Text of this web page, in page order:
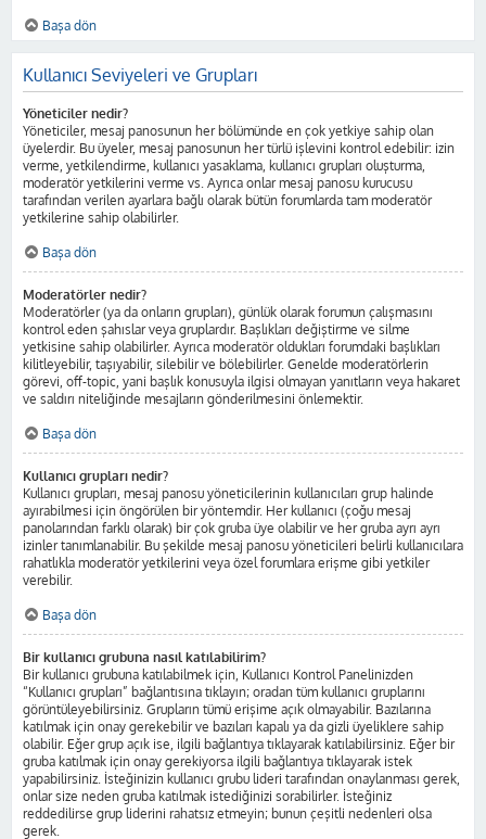
Başa dön
Kullanıcı Seviyeleri ve Grupları
Yöneticiler nedir?
Yöneticiler, mesaj panosunun her bölümünde en çok yetkiye sahip olan
üyelerdir. Bu üyeler, mesaj panosunun her türlü işlevini kontrol edebilir: izin
verme, yetkilendirme, kullanıcı yasaklama, kullanıcı grupları oluşturma,
moderatör yetkilerini verme vs. Ayrıca onlar mesaj panosu kurucusu
tarafından verilen ayarlara bağlı olarak bütün forumlarda tam moderatör
yetkilerine sahip olabilirler.
Başa dön
Moderatörler nedir?
Moderatörler (ya da onların grupları), günlük olarak forumun çalışmasını
kontrol eden şahıslar veya gruplardır. Başlıkları değiştirme ve silme
yetkisine sahip olabilirler. Ayrıca moderatör oldukları forumdaki başlıkları
kilitleyebilir, taşıyabilir, silebilir ve bölebilirler. Genelde moderatörlerin
görevi, off-topic, yani başlık konusuyla ilgisi olmayan yanıtların veya hakaret
ve saldırı niteliğinde mesajların gönderilmesini önlemektir.
Başa dön
Kullanıcı grupları nedir?
Kullanıcı grupları, mesaj panosu yöneticilerinin kullanıcıları grup halinde
ayırabilmesi için öngörülen bir yöntemdir. Her kullanıcı (çoğu mesaj
panolarından farklı olarak) bir çok gruba üye olabilir ve her gruba ayrı ayrı
izinler tanımlanabilir. Bu şekilde mesaj panosu yöneticileri belirli kullanıcılara
rahatlıkla moderatör yetkilerini veya özel forumlara erişme gibi yetkiler
verebilir.
Başa dön
Bir kullanıcı grubuna nasıl katılabilirim?
Bir kullanıcı grubuna katılabilmek için, Kullanıcı Kontrol Panelinizden
“Kullanıcı grupları” bağlantısına tıklayın; oradan tüm kullanıcı gruplarını
görüntüleyebilirsiniz. Grupların tümü erişime açık olmayabilir. Bazılarına
katılmak için onay gerekebilir ve bazıları kapalı ya da gizli üyeliklere sahip
olabilir. Eğer grup açık ise, ilgili bağlantıya tıklayarak katılabilirsiniz. Eğer bir
gruba katılmak için onay gerekiyorsa ilgili bağlantıya tıklayarak istek
yapabilirsiniz. İsteğinizin kullanıcı grubu lideri tarafından onaylanması gerek,
onlar size neden gruba katılmak istediğinizi sorabilirler. İsteğiniz
reddedilirse grup liderini rahatsız etmeyin; bunun çeşitli nedenleri olsa
gerek.